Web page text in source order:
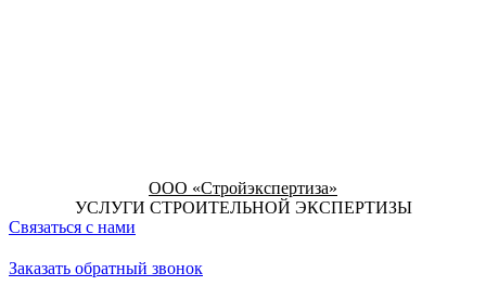
ООО «Стройэкспертиза»
УСЛУГИ СТРОИТЕЛЬНОЙ ЭКСПЕРТИЗЫ
Связаться с нами
Заказать обратный звонок